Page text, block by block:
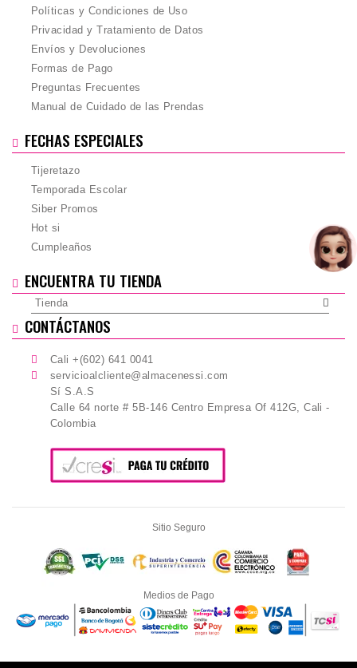
Políticas y Condiciones de Uso
Privacidad y Tratamiento de Datos
Envíos y Devoluciones
Formas de Pago
Preguntas Frecuentes
Manual de Cuidado de las Prendas
FECHAS ESPECIALES
Tijeretazo
Temporada Escolar
Siber Promos
Hot si
Cumpleaños
ENCUENTRA TU TIENDA
Tienda
CONTÁCTANOS
Cali +(602) 641 0041
servicioalcliente@almacenessi.com
Sí S.A.S
Calle 64 norte # 5B-146 Centro Empresa Of 412G, Cali -
Colombia
Sitio Seguro
Medios de Pago